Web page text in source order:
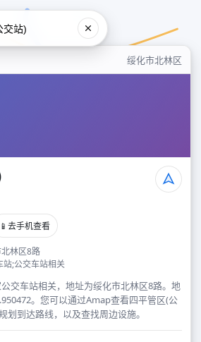
绥化市北林区
📱 去手机查看
林区8路
站;公交车站相关
交车站相关，地址为绥化市北林区8路。地
。您可以通过Amap查看四平管区(公
划到达路线，以及查找周边设施。